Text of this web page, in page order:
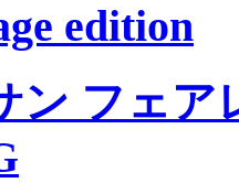
edition
ン フェア